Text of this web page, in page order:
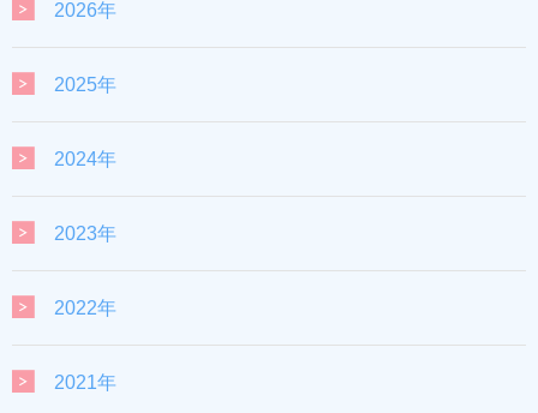
2026年
2025年
2024年
2023年
2022年
2021年